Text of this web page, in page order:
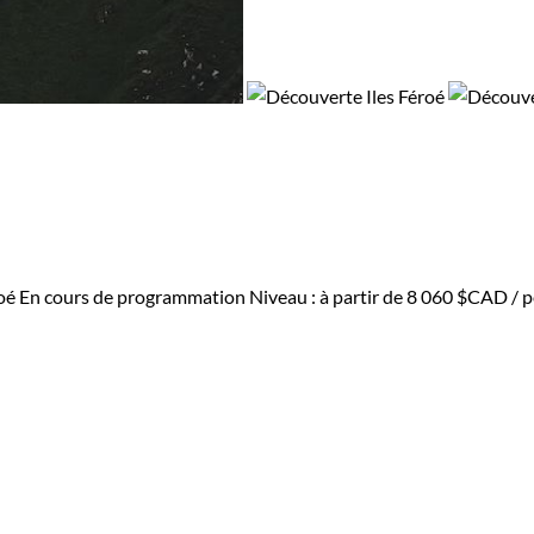
En cours de programmation Niveau : à partir de8 060 $CAD /